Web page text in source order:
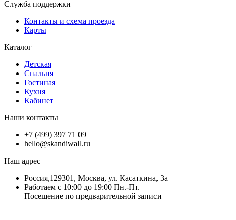
Служба поддержки
Контакты и схема проезда
Карты
Каталог
Детская
Спальня
Гостиная
Кухня
Кабинет
Наши контакты
+7 (499) 397 71 09
hello@skandiwall.ru
Наш адрес
Россия,129301, Москва, ул. Касаткина, 3а
Работаем с 10:00 до 19:00 Пн.-Пт.
Посещение по предварительной записи